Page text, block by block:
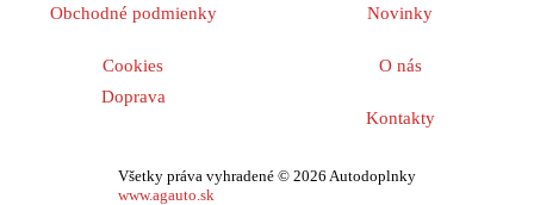
Obchodné podmienky
Cookies
Doprava
Novinky
O nás
Kontakty
Všetky práva vyhradené © 2026 Autodoplnky
www.agauto.sk